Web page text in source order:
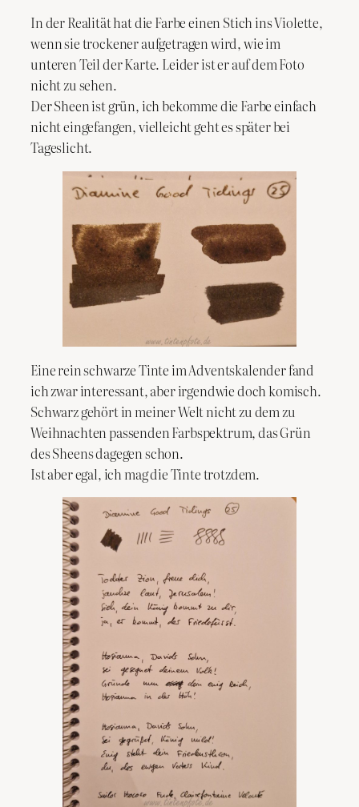
In der Realität hat die Farbe einen Stich ins Violette,
wenn sie trockener aufgetragen wird, wie im
unteren Teil der Karte. Leider ist er auf dem Foto
nicht zu sehen.
Der Sheen ist grün, ich bekomme die Farbe einfach
nicht eingefangen, vielleicht geht es später bei
Tageslicht.
Eine rein schwarze Tinte im Adventskalender fand
ich zwar interessant, aber irgendwie doch komisch.
Schwarz gehört in meiner Welt nicht zu dem zu
Weihnachten passenden Farbspektrum, das Grün
des Sheens dagegen schon.
Ist aber egal, ich mag die Tinte trotzdem.